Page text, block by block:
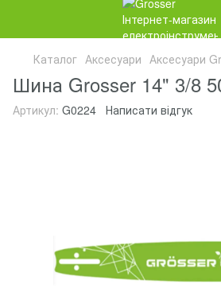
Каталог Аксесуари Аксесуари
Шина Grosser 14" 3/8
Артикул: G0224 Написати відгук